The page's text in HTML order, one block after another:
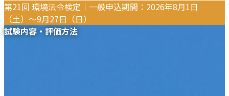
第21回 環境法令検定｜一般申込期間：2026年8月1日
（土）〜9月27日（日）
試験内容・評価方法